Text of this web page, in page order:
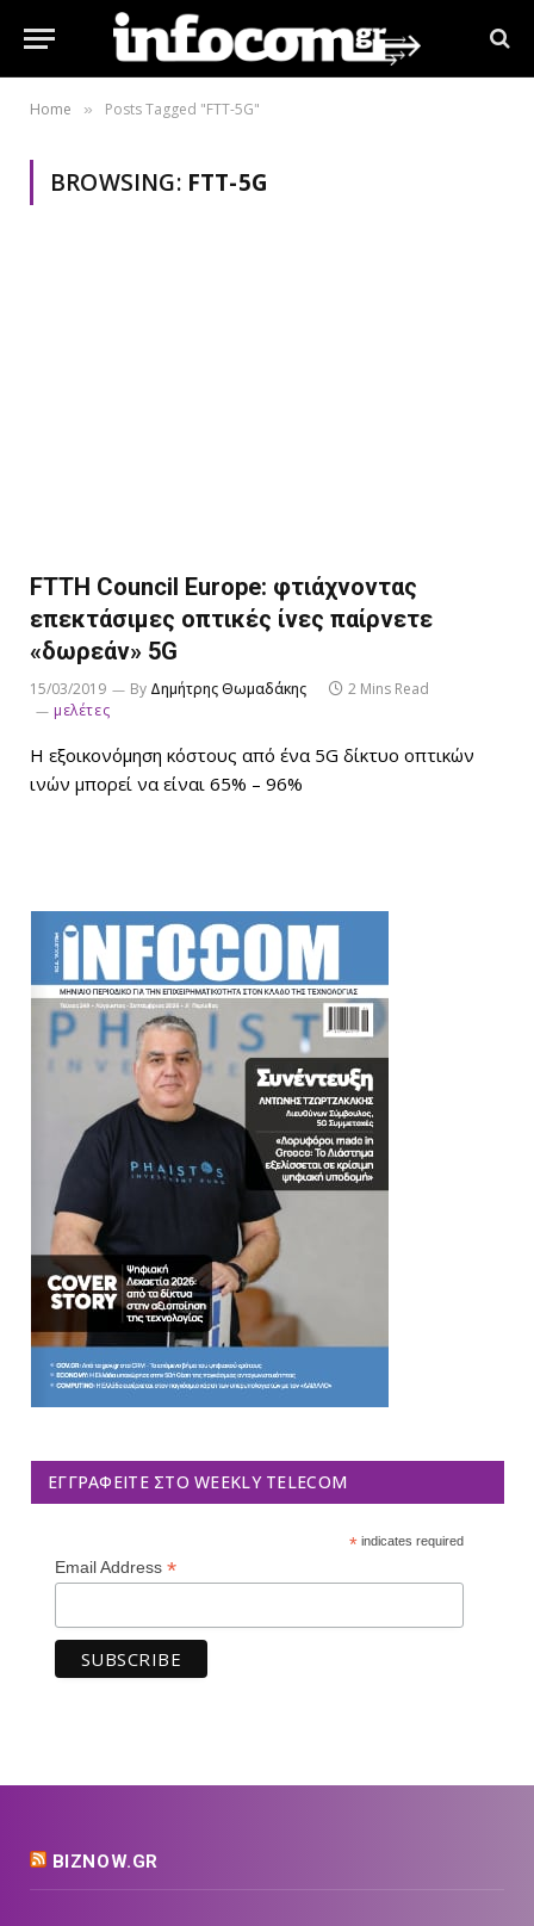
Home » Posts Tagged "FTT-5G"
BROWSING: FTT-5G
FTTH Council Europe: φτιάχνοντας
επεκτάσιμες οπτικές ίνες παίρνετε
«δωρεάν» 5G
15/03/2019 By Δημήτρης Θωμαδάκης
2 Mins Read
μελέτες
Η εξοικονόμηση κόστους από ένα 5G δίκτυο οπτικών
ινών μπορεί να είναι 65% – 96%
ΕΓΓΡΑΦΕΊΤΕ ΣΤΟ WEEKLY TELECOM
*indicates required
Email Address *
BIZNOW.GR